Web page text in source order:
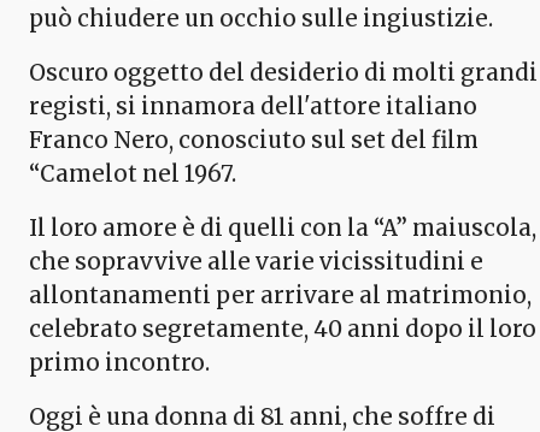
può chiudere un occhio sulle ingiustizie.
Oscuro oggetto del desiderio di molti grandi
registi, si innamora dell'attore italiano
Franco Nero, conosciuto sul set del film
“Camelot nel 1967.
Il loro amore è di quelli con la “A” maiuscola,
che sopravvive alle varie vicissitudini e
allontanamenti per arrivare al matrimonio,
celebrato segretamente, 40 anni dopo il loro
primo incontro.
Oggi è una donna di 81 anni, che soffre di